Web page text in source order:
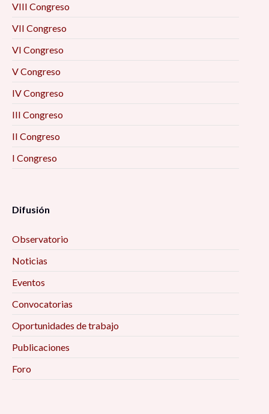
VIII Congreso
VII Congreso
VI Congreso
V Congreso
IV Congreso
III Congreso
II Congreso
I Congreso
Difusión
Observatorio
Noticias
Eventos
Convocatorias
Oportunidades de trabajo
Publicaciones
Foro